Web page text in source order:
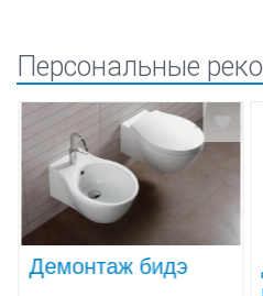
Персональные
Демонтаж бидэ